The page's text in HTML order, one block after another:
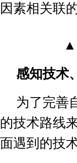
因素相关联
▲
感知技术
为了完善
的技术路线
面遇到的技